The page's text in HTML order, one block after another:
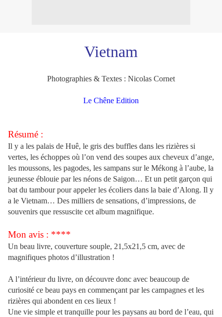
Vietnam
Photographies & Textes : Nicolas Cornet
Le Chêne Edition
Résumé :
Il y a les palais de Huê, le gris des buffles dans les rizières si
vertes, les échoppes où l’on vend des soupes aux cheveux d’ange,
les moussons, les pagodes, les sampans sur le Mékong à l’aube, la
jeunesse éblouie par les néons de Saigon… Et un petit garçon qui
bat du tambour pour appeler les écoliers dans la baie d’Along. Il y
a le Vietnam… Des milliers de sensations, d’impressions, de
souvenirs que ressuscite cet album magnifique.
Mon avis : ****
Un beau livre, couverture souple, 21,5x21,5 cm, avec de
magnifiques photos d’illustration !
A l’intérieur du livre, on découvre donc avec beaucoup de
curiosité ce beau pays en commençant par les campagnes et les
rizières qui abondent en ces lieux !
Une vie simple et tranquille pour les paysans au bord de l’eau, qui